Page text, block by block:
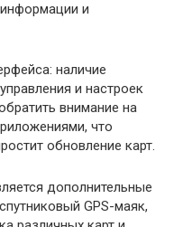
и
наличие
и настроек
внимание на
что
обновление карт.
дополнительные
GPS-маяк,